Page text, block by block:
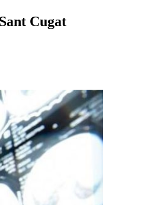
Cugat